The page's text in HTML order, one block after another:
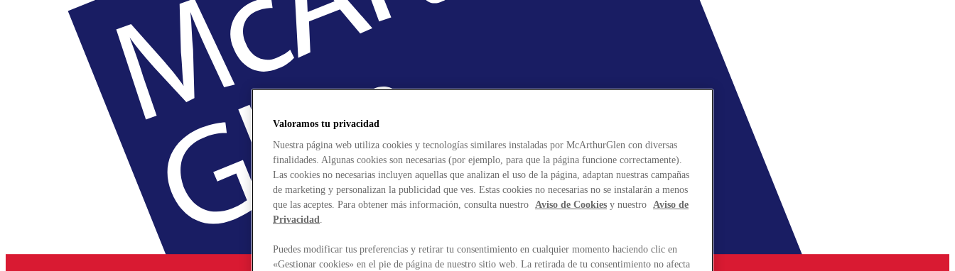
Valoramos tu privacidad
Nuestra página web utiliza cookies y tecnologías similares instaladas por McArthurGlen con diversas
finalidades. Algunas cookies son necesarias (por ejemplo, para que la página funcione correctamente).
Las cookies no necesarias incluyen aquellas que analizan el uso de la página, adaptan nuestras campañas
de marketing y personalizan la publicidad que ves. Estas cookies no necesarias no se instalarán a menos
que las aceptes. Para obtener más información, consulta nuestro Aviso de Cookies y nuestro Aviso de
Privacidad.
Puedes modificar tus preferencias y retirar tu consentimiento en cualquier momento haciendo clic en
«Gestionar cookies» en el pie de página de nuestro sitio web. La retirada de tu consentimiento no afecta